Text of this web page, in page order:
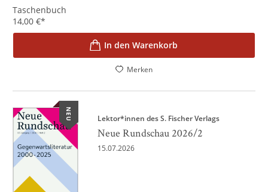
Taschenbuch
14,00 €*
In den Warenkorb
Merken
NEU Lektor*innen des S. Fischer Verlags
Neue Rundschau 2026/2
15.07.2026